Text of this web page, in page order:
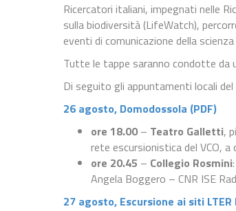
Ricercatori italiani, impegnati nelle
sulla biodiversità (LifeWatch),
eventi di comunicazione della
Tutte le tappe saranno condotte da
Di seguito gli appuntamenti locali del
26 agosto, Domodossola (PDF)
ore 18.00 – Teatro Galletti,
rete escursionistica del VCO, a
ore 20.45 – Collegio Rosmini
Angela Boggero – CNR ISE
27 agosto, Escursione ai siti